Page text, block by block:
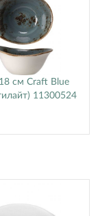
см Craft Blue
11300524